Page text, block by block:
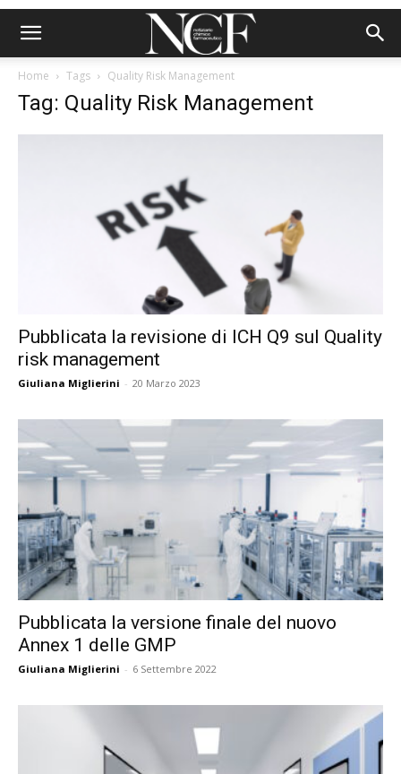
Home Tags Quality Risk Management
Tag: Quality Risk Management
Pubblicata la revisione di ICH Q9 sul Quality
risk management
Giuliana Miglierini - 20 Marzo 2023
Pubblicata la versione finale del nuovo
Annex 1 delle GMP
Giuliana Miglierini - 6 Settembre 2022